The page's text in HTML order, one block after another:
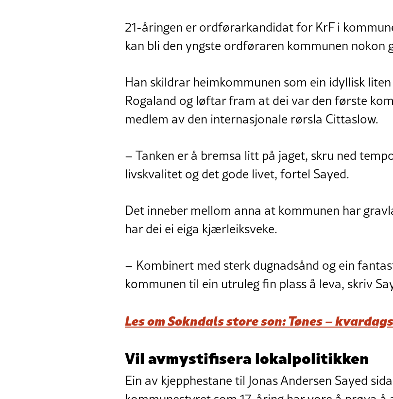
21-åringen er ordførarkandidat for KrF i
kan bli den yngste ordføraren kommunen nokon
Han skildrar heimkommunen som ein idyllisk
Rogaland og løftar fram at dei var den første
medlem av den internasjonale rørsla Cittaslow.
– Tanken er å bremsa litt på jaget, skru ned
livskvalitet og det gode livet, fortel Sayed.
Det inneber mellom anna at kommunen har
har dei ei eiga kjærleiksveke.
– Kombinert med sterk dugnadsånd og ein
kommunen til ein utruleg fin plass å leva, skriv
Les om Sokndals store son: Tønes –
Vil avmystifisera lokalpolitikken
Ein av kjepphestane til Jonas Andersen Sayed